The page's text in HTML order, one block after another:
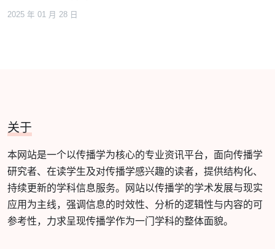
2025 年 01 月 28 日
关于
本网站是一个以传播学为核心的专业资讯平台，面向传播学
研究者、在读学生及对传播学感兴趣的读者，提供结构化、
持续更新的学科信息服务。网站以传播学的学术发展与现实
应用为主线，强调信息的时效性、分析的逻辑性与内容的可
参考性，力求呈现传播学作为一门学科的整体面貌。